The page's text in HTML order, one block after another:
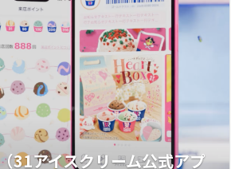
31アイスクリーム公式アプ